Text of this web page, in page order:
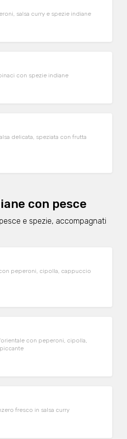
salsa curry e spezie indiane
con spezie indiane
delicata, speziata con frutta
con pesce
e spezie, accompagnati
peperoni, cipolla, cappuccio
con peperoni, cipolla,
fresco in salsa curry